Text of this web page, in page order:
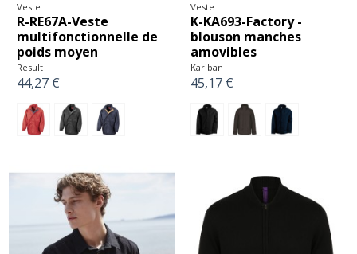
Veste
R-RE67A-Veste
multifonctionnelle de
poids moyen
Result
44,27 €
Veste
K-KA693-Factory -
blouson manches
amovibles
Kariban
45,17 €